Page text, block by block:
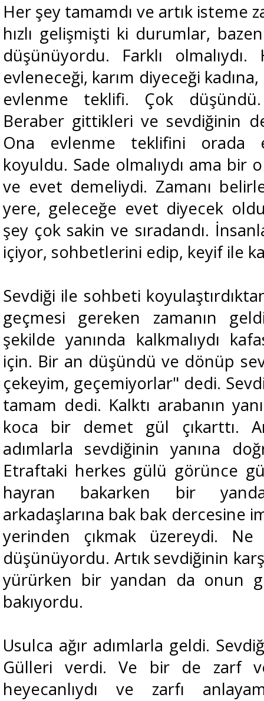
Her şey tamamdı ve artık isteme
hızlı gelişmişti ki durumlar,
düşünüyordu. Farklı olmalıydı.
evleneceği, karım diyeceği
evlenme teklifi. Çok
Beraber gittikleri ve sevdiğinin
Ona evlenme teklifini orada
koyuldu. Sade olmalıydı ama bir
ve evet demeliydi. Zamanı
yere, geleceğe evet diyecek
şey çok sakin ve sıradandı.
içiyor, sohbetlerini edip, keyif ile
Sevdiği ile sohbeti
geçmesi gereken zamanın
şekilde yanında kalkmalıydı
için. Bir an düşündü ve dönüp
çekeyim, geçemiyorlar" dedi.
tamam dedi. Kalktı arabanın
koca bir demet gül çıkarttı.
adımlarla sevdiğinin yanına
Etraftaki herkes gülü görünce
hayran bakarken bir
arkadaşlarına bak bak dercesine
yerinden çıkmak üzereydi.
düşünüyordu. Artık sevdiğinin
yürürken bir yandan da onun
bakıyordu.
Usulca ağır adımlarla geldi.
Gülleri verdi. Ve bir de zarf
heyecanlıydı ve zarfı